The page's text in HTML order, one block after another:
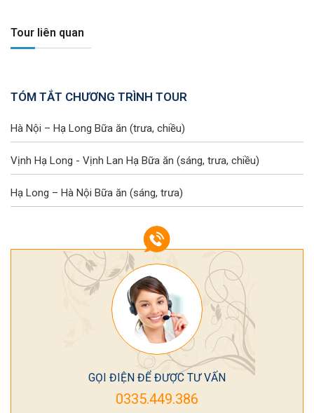
Tour liên quan
TÓM TẮT CHƯƠNG TRÌNH TOUR
Hà Nội – Hạ Long Bữa ăn (trưa, chiều)
Vịnh Hạ Long - Vịnh Lan Hạ Bữa ăn (sáng, trưa, chiều)
Hạ Long – Hà Nội Bữa ăn (sáng, trưa)
GỌI ĐIỆN ĐỂ ĐƯỢC TƯ VẤN
0335.449.386